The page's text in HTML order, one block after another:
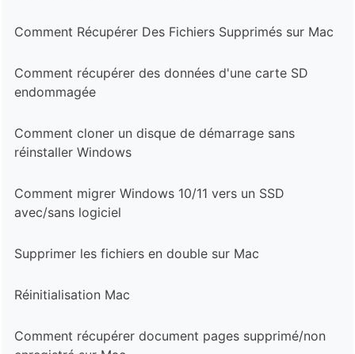
Comment Récupérer Des Fichiers Supprimés sur Mac
Comment récupérer des données d'une carte SD
endommagée
Comment cloner un disque de démarrage sans
réinstaller Windows
Comment migrer Windows 10/11 vers un SSD
avec/sans logiciel
Supprimer les fichiers en double sur Mac
Réinitialisation Mac
Comment récupérer document pages supprimé/non